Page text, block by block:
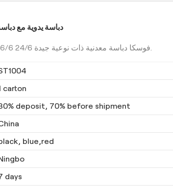
دباسة يدوية مع
carton
deposit, 70% before shipment
blue,red
days